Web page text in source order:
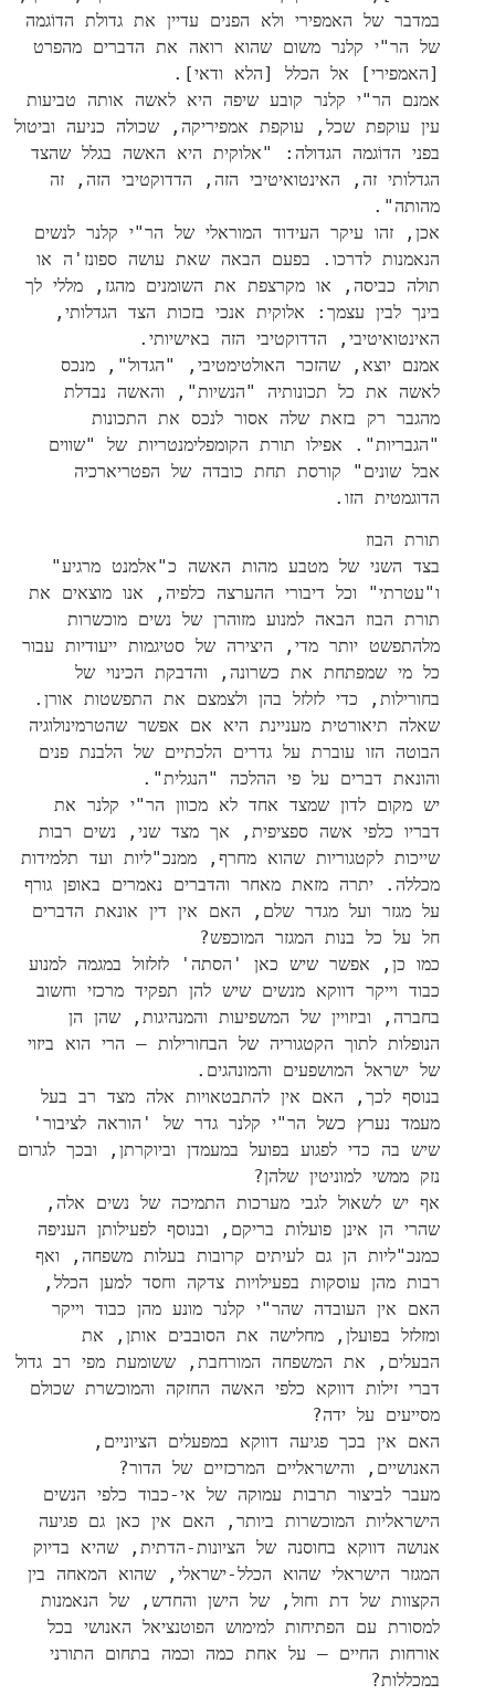
במדבר של האמפירי ולא הפנים עדיין את גדולת הדוֹגמה
של הר"י קלנר משום שהוא רואה את הדברים מהפרט
[האמפירי] אל הכלל [הלא ודאי].
אמנם הר"י קלנר קובע שיפה היא לאשה אותה טביעות
עין עוקפת שכל, עוקפת אמפיריקה, שכולה כניעה וביטול
בפני הדוֹגמה הגדולה: "אלוקית היא האשה בגלל שהצד
הגדלותי זה, האינטואיטיבי הזה, הדדוקטיבי הזה, זה
מהותה".
אכן, זהו עיקר העידוד המוראלי של הר"י קלנר לנשים
הנאמנות לדרכו. בפעם הבאה שאת עושה ספונז'ה או
תולה כביסה, או מקרצפת את השומנים מהגז, מללי לך
בינך לבין עצמך: אלוקית אנכי בזכות הצד הגדלותי,
האינטואיטיבי, הדדוקטיבי הזה באישיותי.
אמנם יוצא, שהזכר האולטימטיבי, "הגדול", מנכס
לאשה את כל תכונותיה "הנשיות", והאשה נבדלת
מהגבר רק בזאת שלה אסור לנכס את התכונות
"הגבריות". אפילו תורת הקומפלימנטריות של "שווים
אבל שונים" קורסת תחת כובדה של הפטריארכיה
הדוגמטית הזו.
תורת הבוז
בצד השני של מטבע מהות האשה כ"אלמנט מרגיע"
ו"עטרתי" וכל דיבורי ההערצה כלפיה, אנו מוצאים את
תורת הבוז הבאה למנוע מזוהרן של נשים מוכשרות
מלהתפשט יותר מדי, היצירה של סטיגמות ייעודיות עבור
כל מי שמפתחת את כשרונה, והדבקת הכינוי של
בחורילות, כדי לזלזל בהן ולצמצם את התפשטות אורן.
שאלה תיאורטית מעניינת היא אם אפשר שהטרמינולוגיה
הבוטה הזו עוברת על גדרים הלכתיים של הלבנת פנים
והונאת דברים על פי ההלכה "הנגלית".
יש מקום לדון שמצד אחד לא מכוון הר"י קלנר את
דבריו כלפי אשה ספציפית, אך מצד שני, נשים רבות
שייכות לקטגוריות שהוא מחרף, ממנכ"ליות ועד תלמידות
מכללה. יתרה מזאת מאחר והדברים נאמרים באופן גורף
על מגזר ועל מגדר שלם, האם אין דין אונאת הדברים
חל על כל בנות המגזר המוכפש?
כמו כן, אפשר שיש כאן 'הסתה' לזלזול במגמה למנוע
כבוד וייקר דווקא מנשים שיש להן תפקיד מרכזי וחשוב
בחברה, וביזויין של המשפיעות והמנהיגות, שהן הן
הנופלות לתוך הקטגוריה של הבחורילות – הרי הוא ביזוי
של ישראל המושפעים והמונהגים.
בנוסף לכך, האם אין להתבטאויות אלה מצד רב בעל
מעמד נערץ כשל הר"י קלנר גדר של 'הוראה לציבור'
שיש בה כדי לפגוע בפועל במעמדן וביוקרתן, ובכך לגרום
נזק ממשי למוניטין שלהן?
אף יש לשאול לגבי מערכות התמיכה של נשים אלה,
שהרי הן אינן פועלות בריקם, ובנוסף לפעילותן העניפה
כמנכ"ליות הן גם לעיתים קרובות בעלות משפחה, ואף
רבות מהן עוסקות בפעילויות צדקה וחסד למען הכלל,
האם אין העובדה שהר"י קלנר מונע מהן כבוד וייקר
ומזלזל בפועלן, מחלישה את הסובבים אותן, את
הבעלים, את המשפחה המורחבת, ששומעת מפי רב גדול
דברי זילות דווקא כלפי האשה החזקה והמוכשרת שכולם
מסייעים על ידה?
האם אין בכך פגיעה דווקא במפעלים הציוניים,
האנושיים, והישראליים המרכזיים של הדור?
מעבר לביצור תרבות עמוקה של אי-כבוד כלפי הנשים
הישראליות המוכשרות ביותר, האם אין כאן גם פגיעה
אנושה דווקא בחוסנה של הציונות-הדתית, שהיא בדיוק
המגזר הישראלי שהוא הכלל-ישראלי, שהוא המאחה בין
הקצוות של דת וחול, של הישן והחדש, של הנאמנות
למסורת עם הפתיחות למימוש הפוטנציאל האנושי בכל
אורחות החיים – על אחת כמה וכמה בתחום התורני
במכללות?